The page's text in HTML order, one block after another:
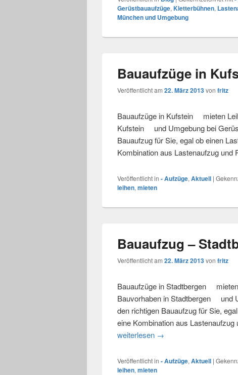
Gerüstbauaufzüge, Kletterbühnen,
München und Umgebung
Bauaufzüge in
Veröffentlicht am 22. März 2013von fritz
Bauaufzüge in Kufstein mieten
Kufstein und Umgebung bei
Bauaufzug für Sie, egal ob einen
Kombination aus Lastenaufzug und
Veröffentlicht in - Aufzüge, Aktuell |
leihen, mieten
Bauaufzug –
Veröffentlicht am 22. März 2013von fritz
Bauaufzüge in Stadtbergen
Bauvorhaben in Stadtbergen und
den richtigen Bauaufzug für Sie,
eine Kombination aus
weiterlesen Bauaufzug – Stadtbergen
→
Veröffentlicht in - Aufzüge, Aktuell |
leihen, mieten